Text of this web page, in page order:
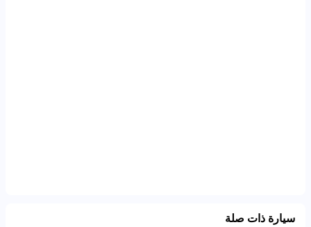
سيارة ذات صلة